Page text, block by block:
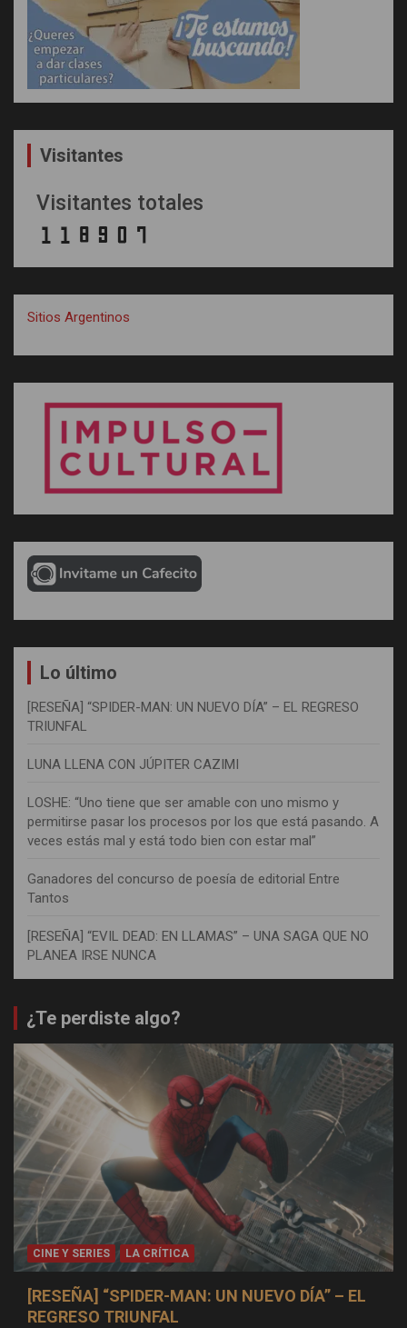
Visitantes
Visitantes totales
Sitios Argentinos
Lo último
[RESEÑA] “SPIDER-MAN: UN NUEVO DÍA” – EL REGRESO
TRIUNFAL
LUNA LLENA CON JÚPITER CAZIMI
LOSHE: “Uno tiene que ser amable con uno mismo y
permitirse pasar los procesos por los que está pasando. A
veces estás mal y está todo bien con estar mal”
Ganadores del concurso de poesía de editorial Entre
Tantos
[RESEÑA] “EVIL DEAD: EN LLAMAS” – UNA SAGA QUE NO
PLANEA IRSE NUNCA
¿Te perdiste algo?
CINE Y SERIES LA CRÍTICA
[RESEÑA] “SPIDER-MAN: UN NUEVO DÍA” – EL
REGRESO TRIUNFAL